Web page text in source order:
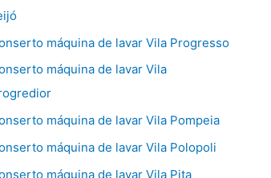
máquina de lavar Vila Progresso
máquina de lavar Vila
máquina de lavar Vila Pompeia
máquina de lavar Vila Polopoli
máquina de lavar Vila Pita